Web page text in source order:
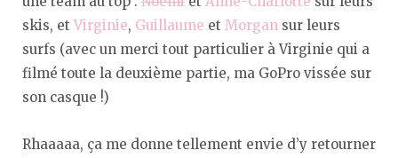
skis, et Virginie, Guillaume et Morgan sur leurs
surfs (avec un merci tout particulier à Virginie qui a
filmé toute la deuxième partie, ma GoPro vissée sur
son casque !)
Rhaaaaa, ça me donne tellement envie d’y retourner